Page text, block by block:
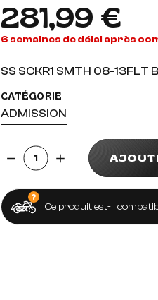
281,99 €
6 semaines de délai après
SS SCKR1 SMTH 08-13FLT
CATÉGORIE
ADMISSION
Quantité
Ce produit est-il